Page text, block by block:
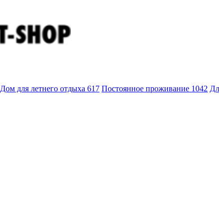
Дом для летнего отдыха 617 Постоянное проживание 1042